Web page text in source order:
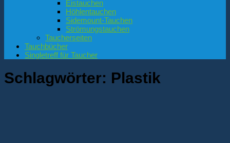
Eistauchen
Höhlentauchen
Sidemount-Tauchen
Strömungstauchen
Taucherseiten
Tauchbücher
Singletreff für Taucher
Schlagwörter: Plastik